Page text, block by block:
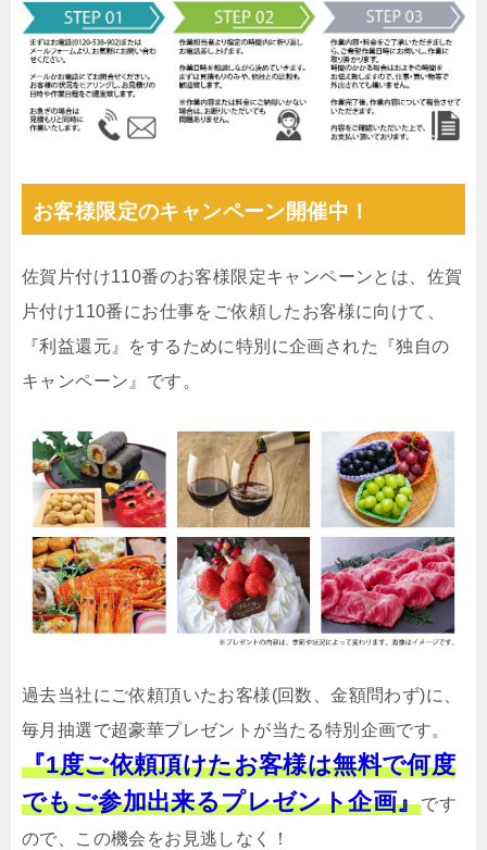
お客様限定のキャンペーン開催中！
佐賀片付け110番のお客様限定キャンペーンとは、佐賀
片付け110番にお仕事をご依頼したお客様に向けて、
『利益還元』をするために特別に企画された『独自の
キャンペーン』です。
過去当社にご依頼頂いたお客様(回数、金額問わず)に、
毎月抽選で超豪華プレゼントが当たる特別企画です。
『1度ご依頼頂けたお客様は無料で何度
でもご参加出来るプレゼント企画』です
ので、この機会をお見逃しなく！